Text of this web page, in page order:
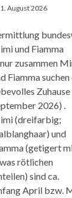
1. August 2026
und
zusammen
Fiamma suchen
Zuhause
2026) .
(dreifarbig;
und
(getigert
rötlichen
sind ca.
April bzw.